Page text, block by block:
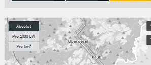
Absolut
Pro 1000 EW
Pro km²